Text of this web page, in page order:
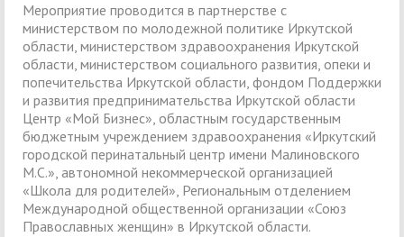
Мероприятие проводится в партнерстве с
министерством по молодежной политике Иркутской
области, министерством здравоохранения Иркутской
области, министерством социального развития, опеки и
попечительства Иркутской области, фондом Поддержки
и развития предпринимательства Иркутской области
Центр «Мой Бизнес», областным государственным
бюджетным учреждением здравоохранения «Иркутский
городской перинатальный центр имени Малиновского
М.С.», автономной некоммерческой организацией
«Школа для родителей», Региональным отделением
Международной общественной организации «Союз
Православных женщин» в Иркутской области.